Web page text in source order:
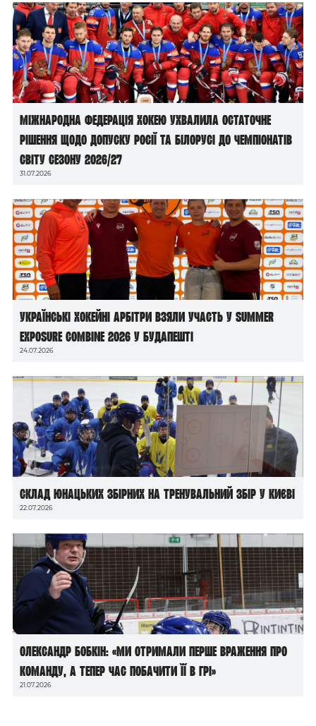
Міжнародна федерація хокею ухвалила остаточне
рішення щодо допуску росії та білорусі до чемпіонатів
світу сезону 2026/27
31.07.2026
Українські хокейні арбітри взяли участь у Summer
Exposure Combine 2026 у Будапешті
24.07.2026
Склад юнацьких збірних на тренувальний збір у Києві
22.07.2026
Олександр Бобкін: «Ми отримали перше враження про
команду, а тепер час побачити її в грі»
21.07.2026